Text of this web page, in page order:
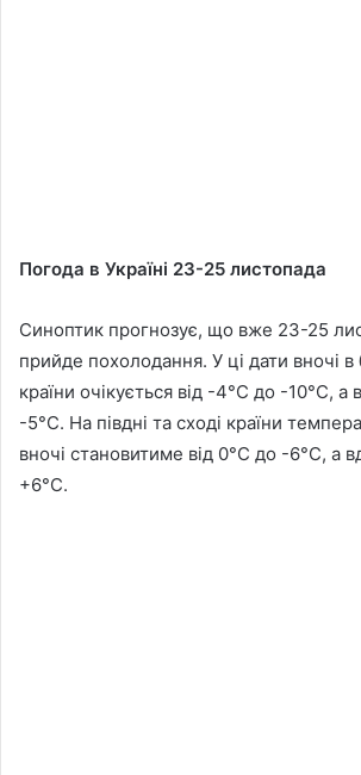
Погода в Україні 23-25 листопада
Синоптик прогнозує, що вже 23-25
прийде похолодання. У ці дати вночі в
країни очікується від -4°C до -10°C, а
-5°C. На півдні та сході країни
вночі становитиме від 0°C до -6°C, а
+6°C.